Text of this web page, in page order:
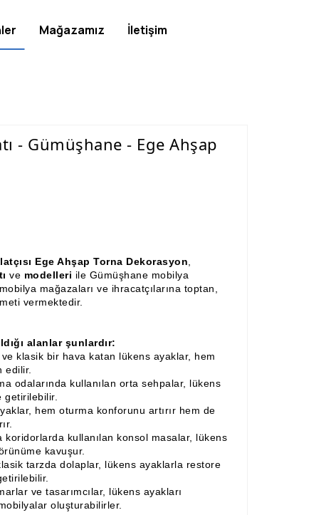
- Gümüşhane - Ege Ahşap
Ege Ahşap Torna Dekorasyon
ve modelleri ile Gümüşhane mobilya
mağazaları ve ihracatçılarına toptan,
vermektedir.
alanlar şunlardır:
klasik bir hava katan lükens ayaklar, hem
edilir.
odalarında kullanılan orta sehpalar, lükens
getirilebilir.
hem oturma konforunu artırır hem de
koridorlarda kullanılan konsol masalar, lükens
kavuşur.
tarzda dolaplar, lükens ayaklarla restore
ve tasarımcılar, lükens ayakları
oluşturabilirler.
Mağazamız İletişim